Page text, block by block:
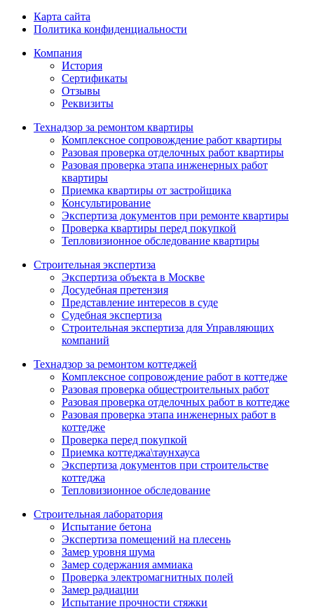
Карта сайта
Политика конфиденциальности
Компания
История
Сертификаты
Отзывы
Реквизиты
Технадзор за ремонтом квартиры
Комплексное сопровождение работ квартиры
Разовая проверка отделочных работ квартиры
Разовая проверка этапа инженерных работ
квартиры
Приемка квартиры от застройщика
Консультирование
Экспертиза документов при ремонте квартиры
Проверка квартиры перед покупкой
Тепловизионное обследование квартиры
Строительная экспертиза
Экспертиза объекта в Москве
Досудебная претензия
Представление интересов в суде
Судебная экспертиза
Строительная экспертиза для Управляющих
компаний
Технадзор за ремонтом коттеджей
Комплексное сопровождение работ в коттедже
Разовая проверка общестроительных работ
Разовая проверка отделочных работ в коттедже
Разовая проверка этапа инженерных работ в
коттедже
Проверка перед покупкой
Приемка коттеджа\таунхауса
Экспертиза документов при строительстве
коттеджа
Тепловизионное обследование
Строительная лаборатория
Испытание бетона
Экспертиза помещений на плесень
Замер уровня шума
Замер содержания аммиака
Проверка электромагнитных полей
Замер радиации
Испытание прочности стяжки